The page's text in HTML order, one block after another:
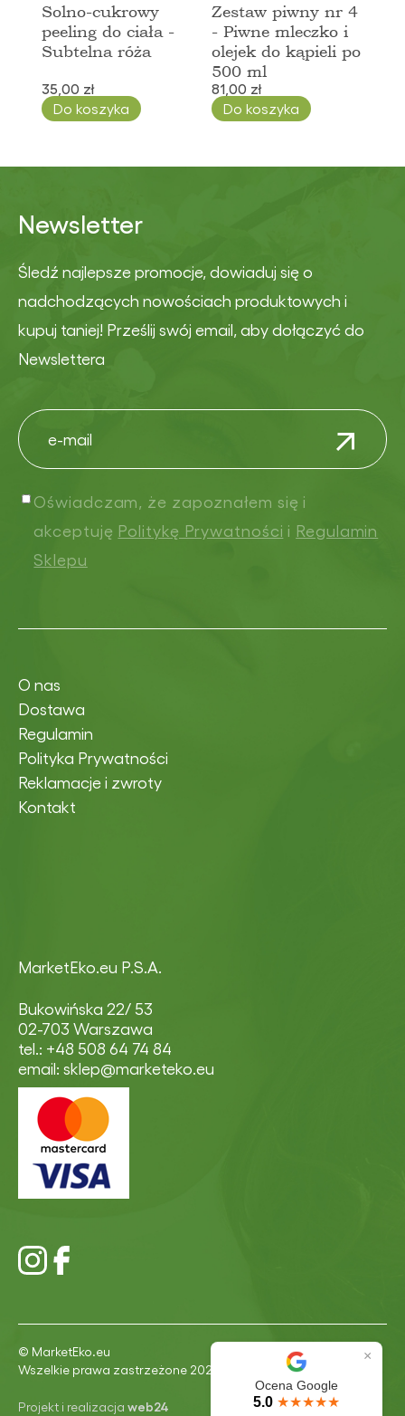
Solno-cukrowy
peeling do ciała -
Subtelna róża
35,00 zł
Do koszyka
Zestaw piwny nr 4
- Piwne mleczko i
olejek do kąpieli po
500 ml
81,00 zł
Do koszyka
×
Ocena Google
5.0 ★★★★★
Newsletter
Śledź najlepsze promocje, dowiaduj się o
nadchodzących nowościach produktowych i
kupuj taniej! Prześlij swój email, aby dołączyć do
Newslettera
Oświadczam, że zapoznałem się i
akceptuję Politykę Prywatności i Regulamin
Sklepu
MarketEko.eu P.S.A.
Bukowińska 22/ 53
02-703 Warszawa
tel.: +48 508 64 74 84
email: sklep@marketeko.eu
O nas
Dostawa
Regulamin
Polityka Prywatności
Reklamacje i zwroty
Kontakt
© MarketEko.eu
Wszelkie prawa zastrzeżone 2026
Projekt i realizacja web24